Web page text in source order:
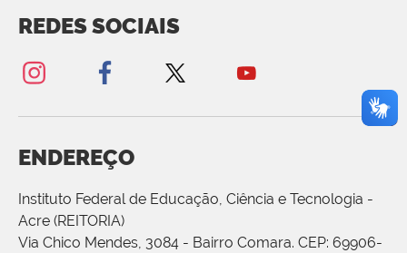
REDES SOCIAIS
ENDEREÇO
Instituto Federal de Educação, Ciência e Tecnologia -
Acre (REITORIA)
Via Chico Mendes, 3084 - Bairro Comara. CEP: 69906-